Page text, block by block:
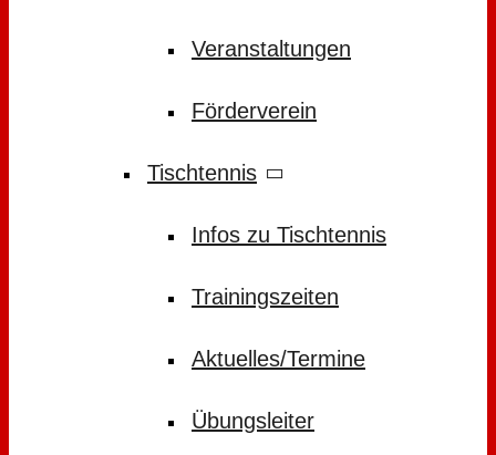
Veranstaltungen
Förderverein
Tischtennis
Infos zu Tischtennis
Trainingszeiten
Aktuelles/Termine
Übungsleiter